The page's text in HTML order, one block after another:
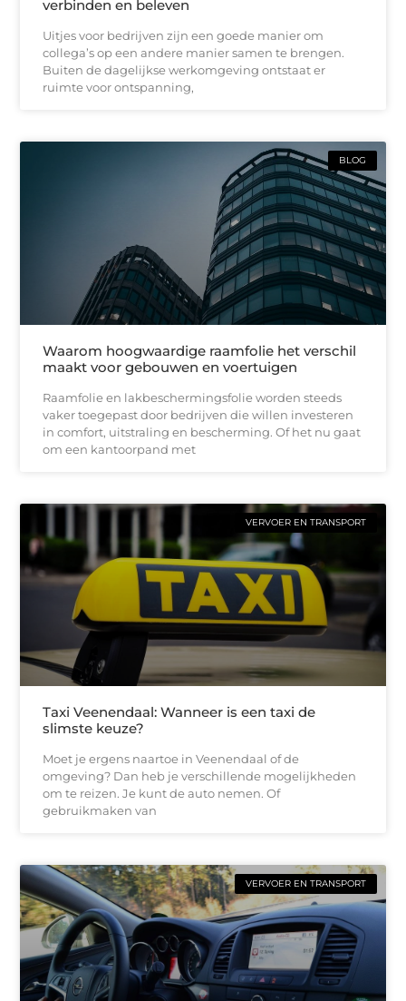
verbinden en beleven
Uitjes voor bedrijven zijn een goede manier om
collega’s op een andere manier samen te brengen.
Buiten de dagelijkse werkomgeving ontstaat er
ruimte voor ontspanning,
BLOG
Waarom hoogwaardige raamfolie het verschil
maakt voor gebouwen en voertuigen
Raamfolie en lakbeschermingsfolie worden steeds
vaker toegepast door bedrijven die willen investeren
in comfort, uitstraling en bescherming. Of het nu gaat
om een kantoorpand met
VERVOER EN TRANSPORT
Taxi Veenendaal: Wanneer is een taxi de
slimste keuze?
Moet je ergens naartoe in Veenendaal of de
omgeving? Dan heb je verschillende mogelijkheden
om te reizen. Je kunt de auto nemen. Of
gebruikmaken van
VERVOER EN TRANSPORT